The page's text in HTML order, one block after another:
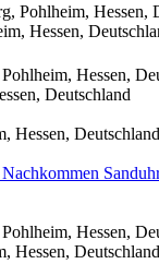
Pohlheim, Hessen,
Hessen,
Hessen,
Deutschland
Hessen, Deutschland
Nachkommen
Hessen,
Hessen, Deutschland